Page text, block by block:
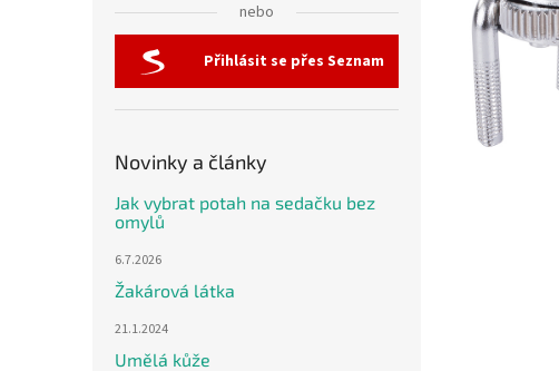
nebo
Přihlásit se přes Seznam
Novinky a články
Jak vybrat potah na sedačku bez
omylů
6.7.2026
Žakárová látka
21.1.2024
Umělá kůže